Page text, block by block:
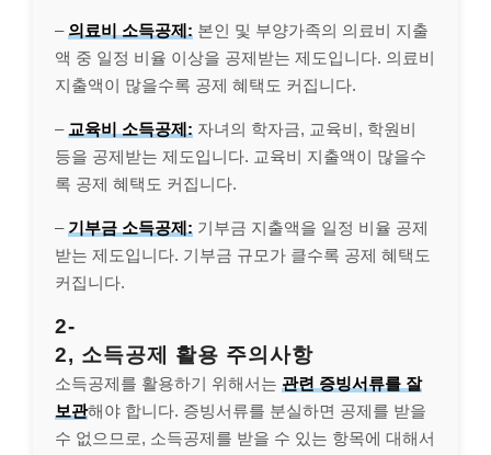
– 의료비 소득공제: 본인 및 부양가족의 의료비 지출
액 중 일정 비율 이상을 공제받는 제도입니다. 의료비
지출액이 많을수록 공제 혜택도 커집니다.
– 교육비 소득공제: 자녀의 학자금, 교육비, 학원비
등을 공제받는 제도입니다. 교육비 지출액이 많을수
록 공제 혜택도 커집니다.
– 기부금 소득공제: 기부금 지출액을 일정 비율 공제
받는 제도입니다. 기부금 규모가 클수록 공제 혜택도
커집니다.
2-
2, 소득공제 활용 주의사항
소득공제를 활용하기 위해서는 관련 증빙서류를 잘
보관해야 합니다. 증빙서류를 분실하면 공제를 받을
수 없으므로, 소득공제를 받을 수 있는 항목에 대해서